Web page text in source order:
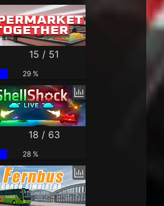
15 / 51
29 %
18 / 63
28 %